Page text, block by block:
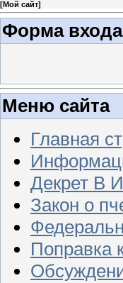
[Мой сайт]
Форма входа
Меню сайта
Главная
Декрет В
Закон о
Поправка